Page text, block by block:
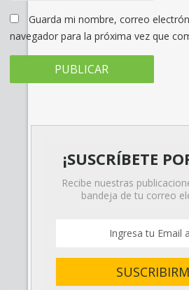
Guarda mi nombre, correo
navegador para la próxima vez que
¡SUSCRÍBETE
Recibe nuestras
bandeja de tu correo